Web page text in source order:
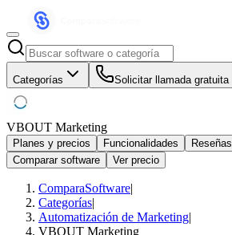
Categorías Solicitar llamada gratuita
VBOUT Marketing
Planes y precios Funcionalidades
Reseñas
Comparar software
Ver precio
ComparaSoftware|
Categorías|
Automatización de Marketing|
VBOUT Marketing